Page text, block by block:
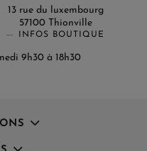
13 rue du luxembourg
57100 Thionville
INFOS BOUTIQUE
9h30 à 18h30